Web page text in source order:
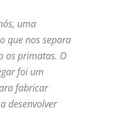
uma
que nos separa
os primatas. O
foi um
fabricar
desenvolver